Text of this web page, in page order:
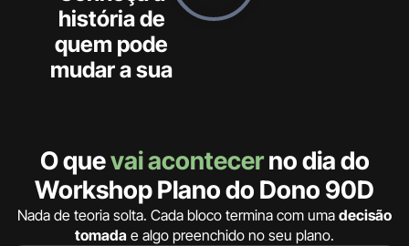
história de
quem pode
mudar a sua
O quevai acontecerno dia do
Workshop Plano do Dono 90D
Nada de teoria solta. Cada bloco termina com uma decisão
tomada e algo preenchido no seu plano.